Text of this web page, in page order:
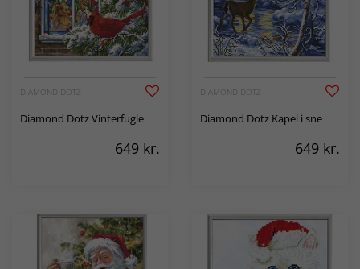
DIAMOND DOTZ
Diamond Dotz Vinterfugle
649 kr.
DIAMOND DOTZ
Diamond Dotz Kapel i sne
649 kr.